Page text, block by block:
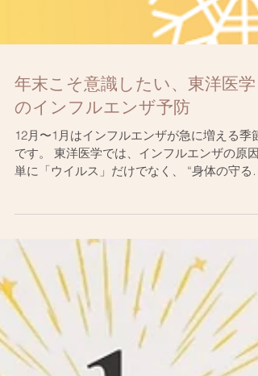
年末こそ意識したい、東洋医学
のインフルエンザ予防
12月〜1月はインフルエンザが急に増える季節
えます。 ⸻ ● 年末に体調を崩しやすい理
年末は ・睡眠不足 ・仕事の忙しさ ・ストレス
・暴飲暴食 ・冷え が重なり、身体のバリアで
ある「衛気（えいき）」が弱まりやすくなり
す。 衛気が弱ると、ウイルスに負けやすい状
に…。 ⸻ ● 東洋医学でできる“インフル予
防”のポイント ① 首・肩を冷やさない ウイル
は「風（ふう）」として首元から入りやすい